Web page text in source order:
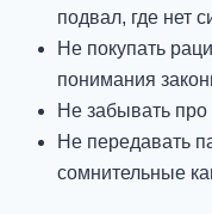
подвал, где нет
Не покупать
понимания
Не забывать про
Не передавать
сомнительные